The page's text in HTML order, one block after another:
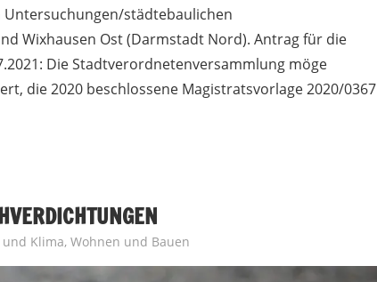
städtebaulichen
Wixhausen Ost (Darmstadt Nord). Antrag für die
Die Stadtverordnetenversammlung möge
die 2020 beschlossene Magistratsvorlage 2020/0367
Klima,Wohnen und Bauen